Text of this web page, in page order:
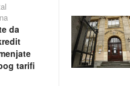
da
tarifi